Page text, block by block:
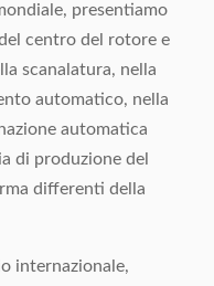
presentiamo
centro del rotore e
scanalatura, nella
automatico, nella
automatica
di produzione del
differenti della
internazionale,